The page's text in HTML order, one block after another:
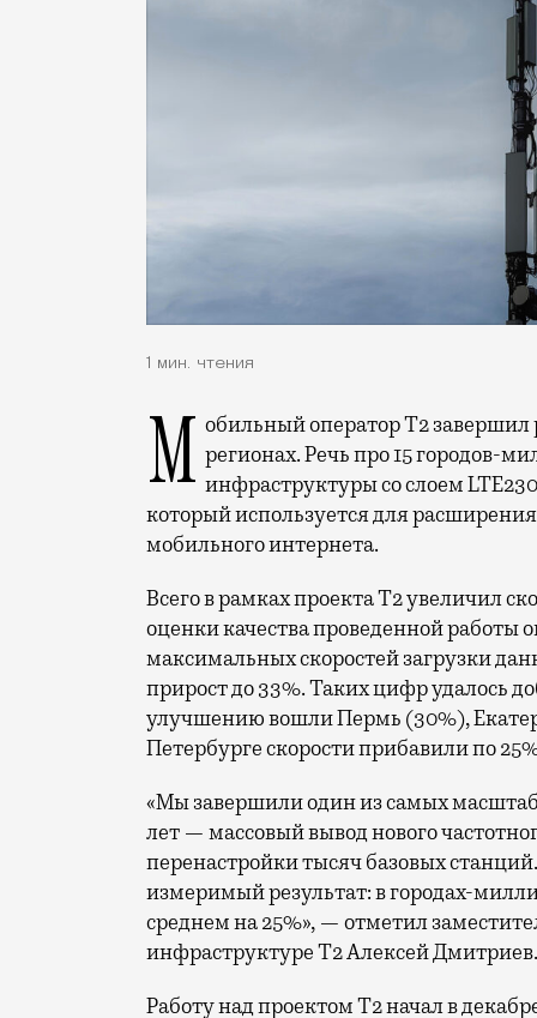
1 мин. чтения
Мобильный оператор Т2 завершил работы по увеличению скорости интернета в регионах. Речь про 15 городов-
инфраструктуры со слоем
который используется для
мобильного интернета.
Всего в рамках проекта Т2 увеличил
оценки качества проведенной работы
максимальных скоростей загрузки
прирост до 33%. Таких цифр удалось
улучшению вошли Пермь (30%),
Петербурге скорости прибавили по
«Мы завершили один из самых
лет — массовый вывод нового
перенастройки тысяч базовых
измеримый результат: в городах-
среднем на 25%», — отметил
инфраструктуре Т2 Алексей Дмитриев.
Работу над проектом Т2 начал в